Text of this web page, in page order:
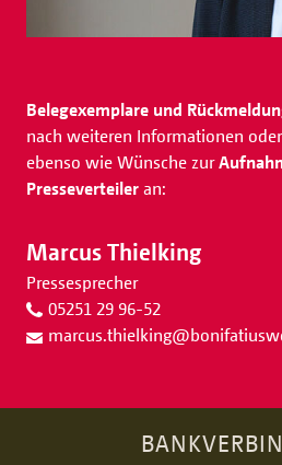
Belegexemplare und
nach weiteren Informationen
ebenso wie Wünsche zur
Presseverteiler an:
Marcus Thielking
Pressesprecher
05251 29 96-52
marcus.thielking@